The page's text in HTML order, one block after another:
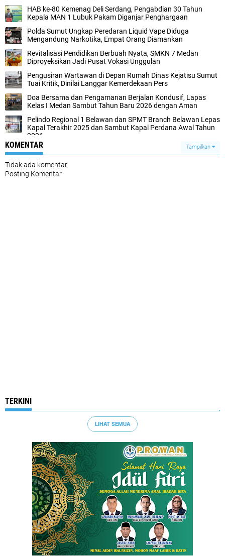
HAB ke-80 Kemenag Deli Serdang, Pengabdian 30 Tahun
Kepala MAN 1 Lubuk Pakam Diganjar Penghargaan
Polda Sumut Ungkap Peredaran Liquid Vape Diduga
Mengandung Narkotika, Empat Orang Diamankan
Revitalisasi Pendidikan Berbuah Nyata, SMKN 7 Medan
Diproyeksikan Jadi Pusat Vokasi Unggulan
Pengusiran Wartawan di Depan Rumah Dinas Kejatisu Sumut
Tuai Kritik, Dinilai Langgar Kemerdekaan Pers
Doa Bersama dan Pengamanan Berjalan Kondusif, Lapas
Kelas I Medan Sambut Tahun Baru 2026 dengan Aman
Pelindo Regional 1 Belawan dan SPMT Branch Belawan Lepas
Kapal Terakhir 2025 dan Sambut Kapal Perdana Awal Tahun
2026
KOMENTAR Tampilkan
Tidak ada komentar:
Posting Komentar
TERKINI
LIHAT SEMUA